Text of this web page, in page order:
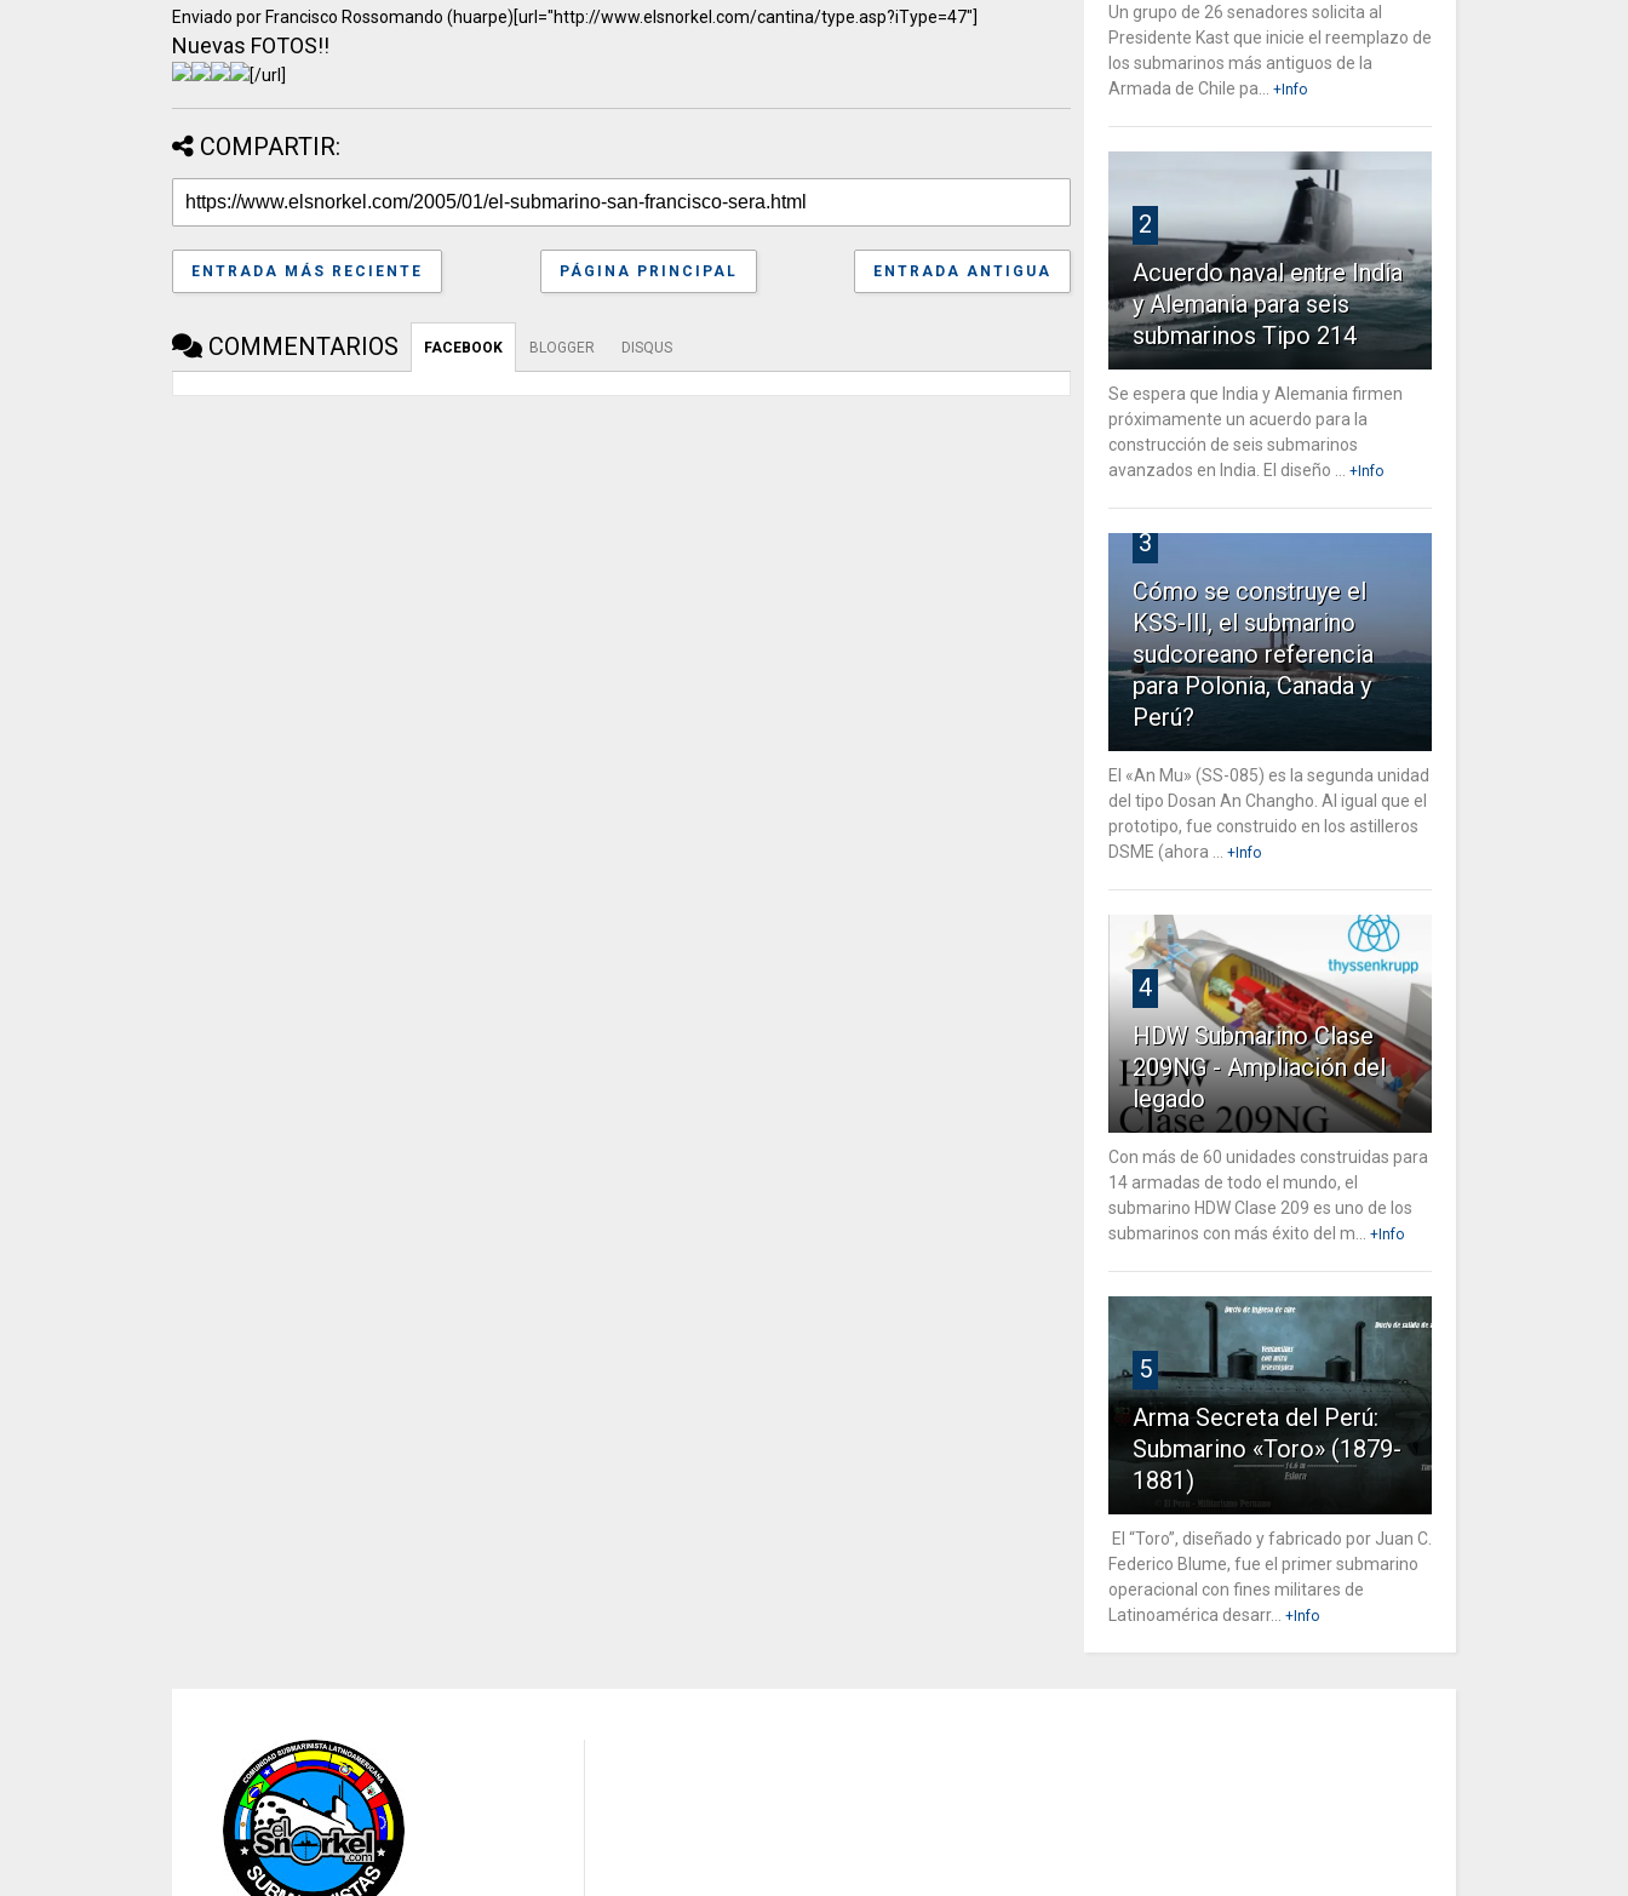
Enviado por Francisco Rossomando (huarpe)[url="http://www.elsnorkel.com/cantina/type.asp?iType=47"]
Nuevas FOTOS!!
[/url]
COMPARTIR:
ENTRADA MÁS RECIENTE ENTRADA ANTIGUA
PÁGINA PRINCIPAL
COMMENTARIOS FACEBOOK BLOGGER DISQUS
Un grupo de 26 senadores solicita al
Presidente Kast que inicie el reemplazo de
los submarinos más antiguos de la
Armada de Chile pa...
+Info
2
Acuerdo naval entre India
y Alemania para seis
submarinos Tipo 214
Se espera que India y Alemania firmen
próximamente un acuerdo para la
construcción de seis submarinos
avanzados en India. El diseño ...
+Info
3
Cómo se construye el
KSS-III, el submarino
sudcoreano referencia
para Polonia, Canada y
Perú?
El «An Mu» (SS-085) es la segunda unidad
del tipo Dosan An Changho. Al igual que el
prototipo, fue construido en los astilleros
DSME (ahora ...
+Info
4
HDW Submarino Clase
209NG - Ampliación del
legado
Con más de 60 unidades construidas para
14 armadas de todo el mundo, el
submarino HDW Clase 209 es uno de los
submarinos con más éxito del m...
+Info
5
Arma Secreta del Perú:
Submarino «Toro» (1879-
1881)
El “Toro”, diseñado y fabricado por Juan C.
Federico Blume, fue el primer submarino
operacional con fines militares de
Latinoamérica desarr...
+Info